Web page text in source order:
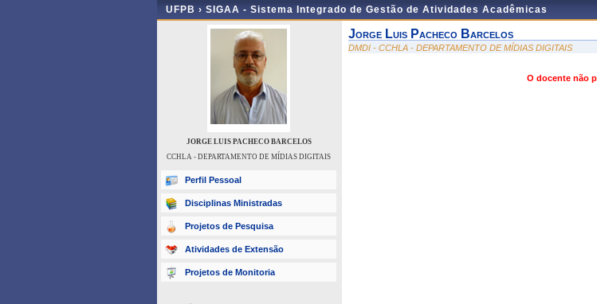
UFPB › SIGAA - Sistema Integrado de Gestão de Atividades Acadêmicas
JORGE LUIS PACHECO BARCELOS
CCHLA - DEPARTAMENTO DE MÍDIAS DIGITAIS
Perfil Pessoal
Disciplinas Ministradas
Projetos de Pesquisa
Atividades de Extensão
Projetos de Monitoria
Jorge Luis Pacheco Barcelos
DMDI - CCHLA - DEPARTAMENTO DE MÍDIAS DIGITAIS
O docente não